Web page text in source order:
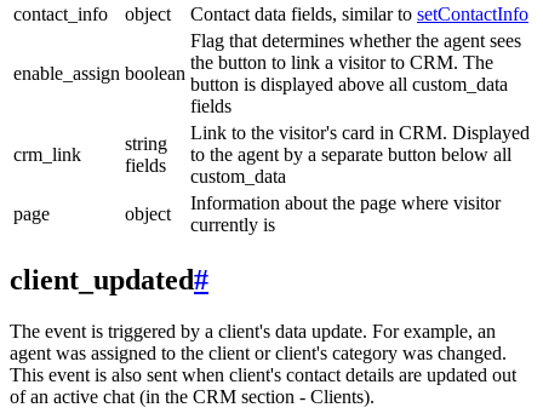
contact_info
object Contact data fields, similar to setContactInfo
enable_assign boolean
Flag that determines whether the agent sees
the button to link a visitor to CRM. The
button is displayed above all custom_data
fields
crm_link
string
fields
Link to the visitor's card in CRM. Displayed
to the agent by a separate button below all
custom_data
page
object
Information about the page where visitor
currently is
client_updated#
The event is triggered by a client's data update. For example, an
agent was assigned to the client or client's category was changed.
This event is also sent when client's contact details are updated out
of an active chat (in the CRM section - Clients).